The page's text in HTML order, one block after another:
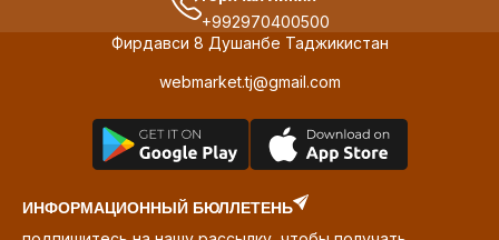
+992970400500
Фирдавси 8 Душанбе Таджикистан
webmarket.tj@gmail.com
ИНФОРМАЦИОННЫЙ БЮЛЛЕТЕНЬ